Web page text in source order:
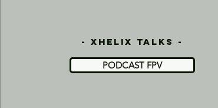
- xhelix talks -
PODCAST FPV